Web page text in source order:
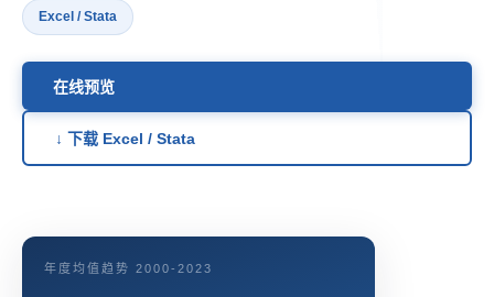
Excel / Stata
在线预览
↓ 下载 Excel / Stata
年度均值趋势 2000-2023